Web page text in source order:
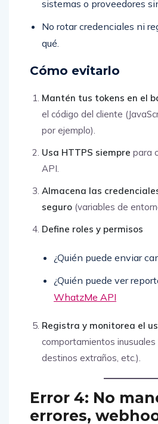
sistemas o proveedores
No rotar credenciales ni
qué.
Cómo evitarlo
Mantén tus tokens en el
el código del cliente
por ejemplo).
Usa HTTPS siempre para
API.
Almacena las
seguro (variables de
Define roles y permisos
¿Quién puede enviar
¿Quién puede ver
WhatzMe API
Registra y monitorea el
comportamientos inusuales
destinos extraños, etc.).
Error 4: No
errores,